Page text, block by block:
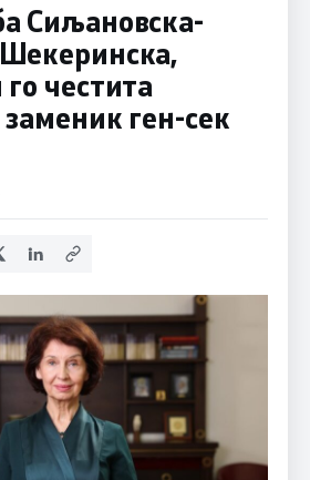
Сиљановска-
честита
заменик ген-сек